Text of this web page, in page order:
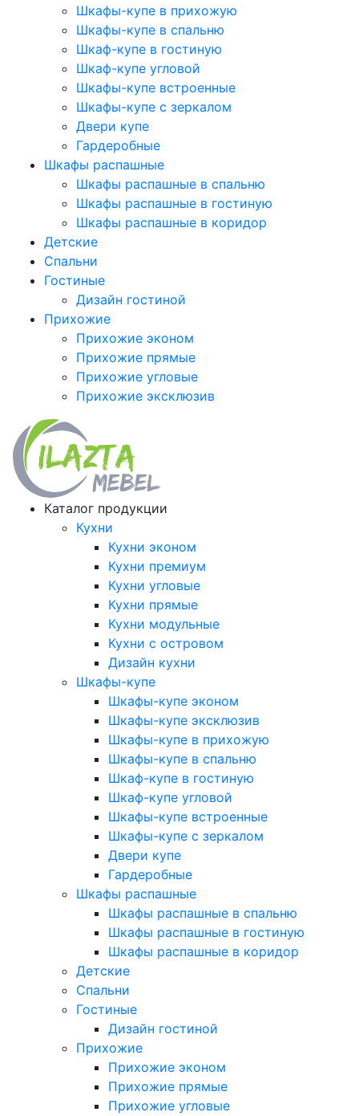
Шкафы-купе в прихожую
Шкафы-купе в спальню
Шкаф-купе в гостиную
Шкаф-купе угловой
Шкафы-купе встроенные
Шкафы-купе с зеркалом
Двери купе
Гардеробные
Шкафы распашные
Шкафы распашные в спальню
Шкафы распашные в гостиную
Шкафы распашные в коридор
Детские
Спальни
Гостиные
Дизайн гостиной
Прихожие
Прихожие эконом
Прихожие прямые
Прихожие угловые
Прихожие эксклюзив
Каталог продукции
Кухни
Кухни эконом
Кухни премиум
Кухни угловые
Кухни прямые
Кухни модульные
Кухни с островом
Дизайн кухни
Шкафы-купе
Шкафы-купе эконом
Шкафы-купе эксклюзив
Шкафы-купе в прихожую
Шкафы-купе в спальню
Шкаф-купе в гостиную
Шкаф-купе угловой
Шкафы-купе встроенные
Шкафы-купе с зеркалом
Двери купе
Гардеробные
Шкафы распашные
Шкафы распашные в спальню
Шкафы распашные в гостиную
Шкафы распашные в коридор
Детские
Спальни
Гостиные
Дизайн гостиной
Прихожие
Прихожие эконом
Прихожие прямые
Прихожие угловые